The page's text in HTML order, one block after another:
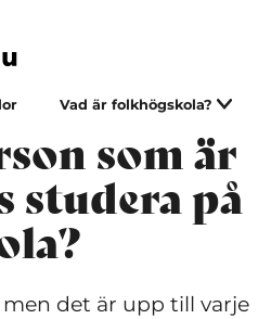
Vad är folkhögskola?
som är
studera på
det är upp till varje